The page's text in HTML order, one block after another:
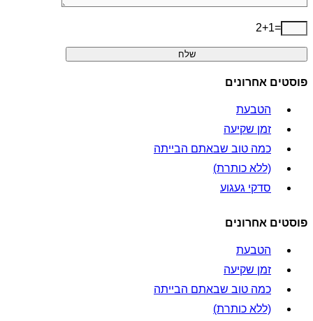
2+1=
פוסטים אחרונים
הטבעת
זמן שקיעה
כמה טוב שבאתם הבייתה
(ללא כותרת)
סדקי געגוע
פוסטים אחרונים
הטבעת
זמן שקיעה
כמה טוב שבאתם הבייתה
(ללא כותרת)